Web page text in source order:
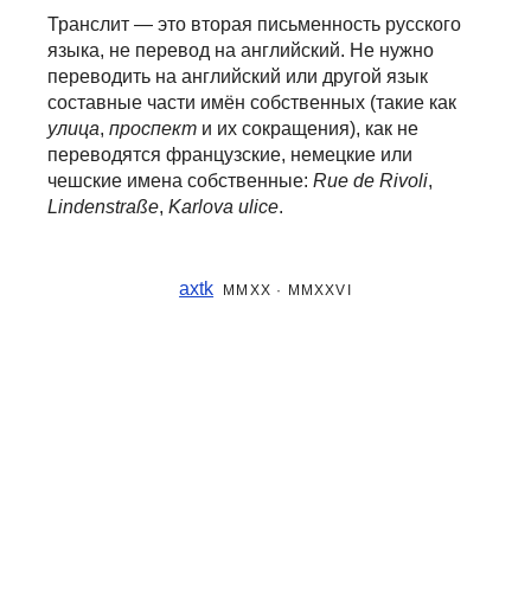
Транслит — это вторая письменность русского
языка, не перевод на английский. Не нужно
переводить на английский или другой язык
составные части имён собственных (такие как
улица, проспект и их сокращения), как не
переводятся французские, немецкие или
чешские имена собственные: Rue de Rivoli,
Lindenstraße, Karlova ulice.
axtk MMXX · MMXXVI